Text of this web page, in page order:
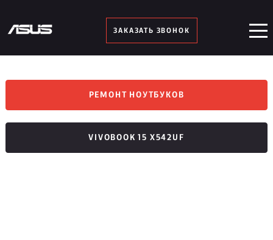
ЗАКАЗАТЬ ЗВОНОК
РЕМОНТ НОУТБУКОВ
VIVOBOOK 15 X542UF